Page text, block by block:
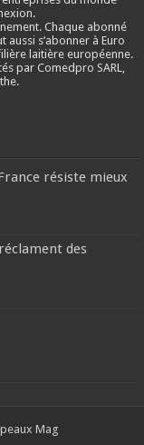
Chaque abonné
s’abonner à Euro
laitière européenne.
par Comedpro SARL,
résiste mieux
des
Mag